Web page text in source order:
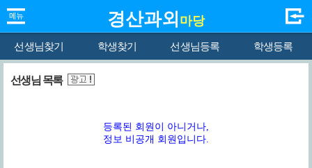
경산과외 마당
선생님찾기 학생찾기 선생님등록 학생등록
선생님 목록
등록된 회원이 아니거나,
정보 비공개 회원입니다.